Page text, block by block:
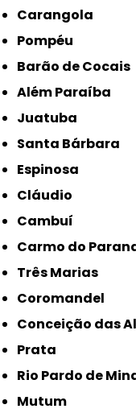
Carangola
Pompéu
Barão de Cocais
Além Paraíba
Juatuba
Santa Bárbara
Espinosa
Cláudio
Cambuí
Carmo do
Três Marias
Coromandel
Conceição das
Prata
Rio Pardo de
Mutum